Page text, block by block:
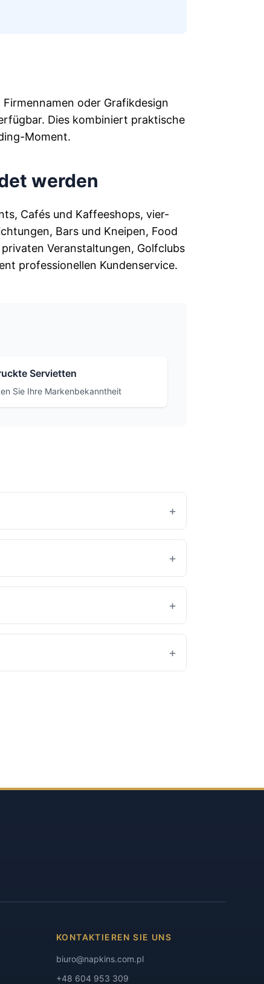
oder Grafikdesign
Dies kombiniert praktische
Moment.
werden
Cafés und Kaffeeshops, vier-
Bars und Kneipen, Food
Veranstaltungen, Golfclubs
professionellen Kundenservice.
Servietten
Sie Ihre Markenbekanntheit
+
+
+
+
KONTAKTIEREN SIE UNS
biuro@napkins.com.pl
+48 604 953 309